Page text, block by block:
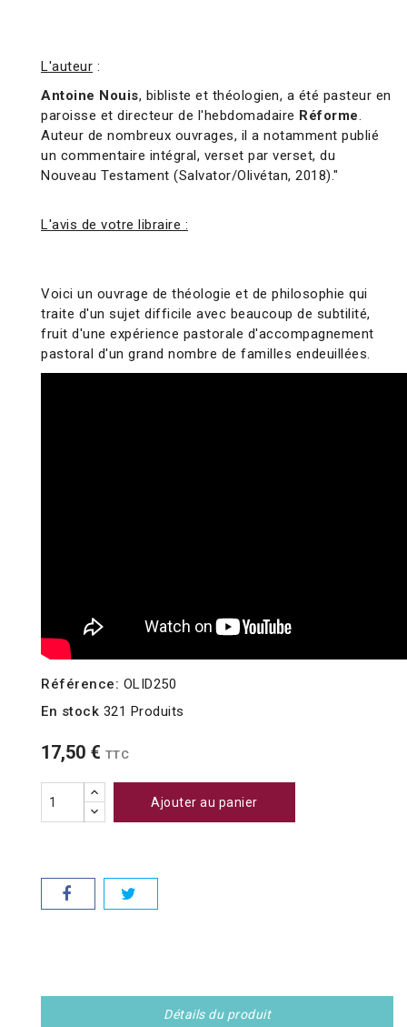
L'auteur :
Antoine Nouis, bibliste et théologien, a été pasteur en
paroisse et directeur de l'hebdomadaire Réforme.
Auteur de nombreux ouvrages, il a notamment publié
un commentaire intégral, verset par verset, du
Nouveau Testament (Salvator/Olivétan, 2018)."
L'avis de votre libraire :
Voici un ouvrage de théologie et de philosophie qui
traite d'un sujet difficile avec beaucoup de subtilité,
fruit d'une expérience pastorale d'accompagnement
pastoral d'un grand nombre de familles endeuillées.
Référence: OLID250
En stock 321 Produits
17,50 € TTC
Ajouter au panier
Détails du produit